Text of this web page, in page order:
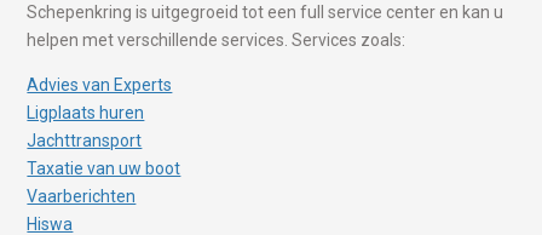
Schepenkring is uitgegroeid tot een full service center en kan u
helpen met verschillende services. Services zoals:
Advies van Experts
Ligplaats huren
Jachttransport
Taxatie van uw boot
Vaarberichten
Hiswa